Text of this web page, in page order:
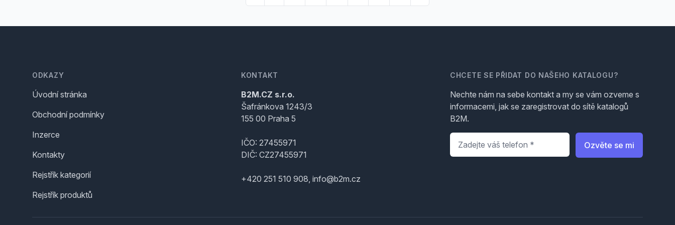
ODKAZY
Úvodní stránka
Obchodní podmínky
Inzerce
Kontakty
Rejstřík kategorií
Rejstřík produktů
KONTAKT
B2M.CZ s.r.o.
Šafránkova 1243/3
155 00 Praha 5
IČO: 27455971
DIČ: CZ27455971
+420 251 510 908, info@b2m.cz
CHCETE SE PŘIDAT DO NAŠEHO KATALOGU?
Nechte nám na sebe kontakt a my se vám ozveme s
informacemi, jak se zaregistrovat do sítě katalogů
B2M.
Telefon
Ozvěte se mi